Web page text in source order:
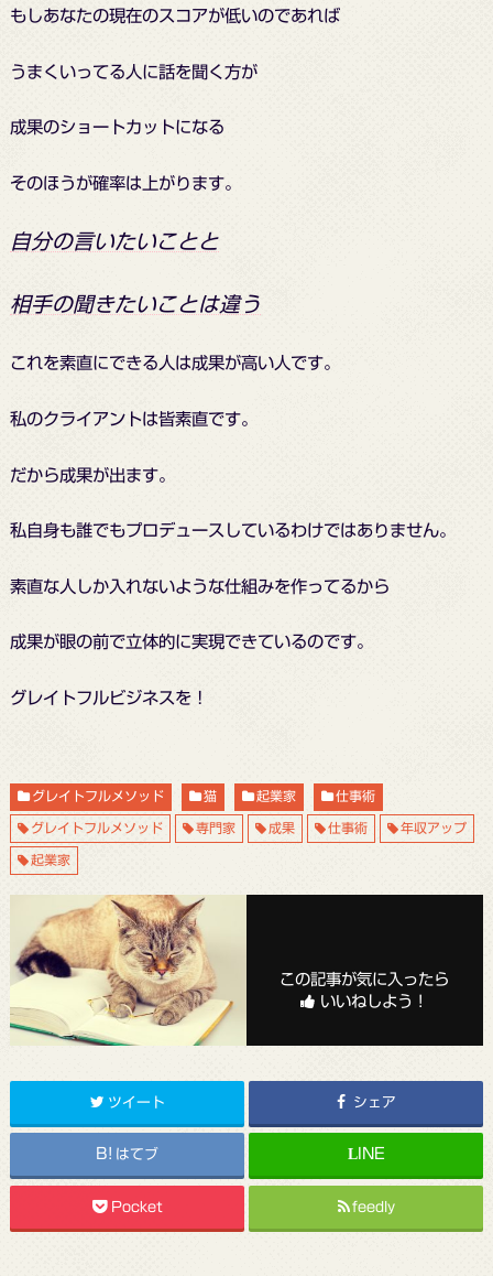
もしあなたの現在のスコアが低いのであれば
うまくいってる人に話を聞く方が
成果のショートカットになる
そのほうが確率は上がります。
自分の言いたいことと
相手の聞きたいことは違う
これを素直にできる人は成果が高い人です。
私のクライアントは皆素直です。
だから成果が出ます。
私自身も誰でもプロデュースしているわけではありません。
素直な人しか入れないような仕組みを作ってるから
成果が眼の前で立体的に実現できているのです。
グレイトフルビジネスを！
グレイトフルメソッド 猫 起業家 仕事術
グレイトフルメソッド 専門家 成果 仕事術 年収アップ
起業家
この記事が気に入ったら
いいねしよう！
ツイート シェア
はてブ
Pocket feedly